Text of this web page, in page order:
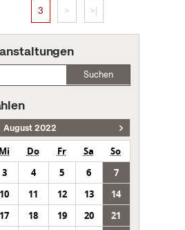
3 > >|
Suchen
August 2022
Mi Do Fr Sa
So
3 4 5 6
7
10 11 12 13
14
17 18 19 20
21